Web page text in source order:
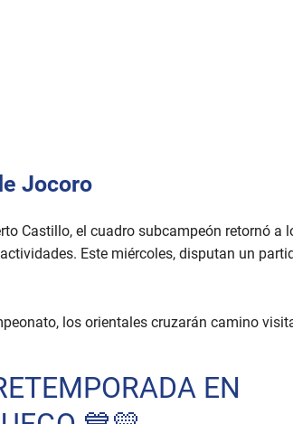
Jocoro
Castillo, el cuadro subcampeón retornó a
Este miércoles, disputan un
los orientales cruzarán camino
EN